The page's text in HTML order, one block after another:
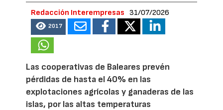
Redacción Interempresas 31/07/2026
2017
Las cooperativas de Baleares prevén
pérdidas de hasta el 40% en las
explotaciones agrícolas y ganaderas de las
islas, por las altas temperaturas